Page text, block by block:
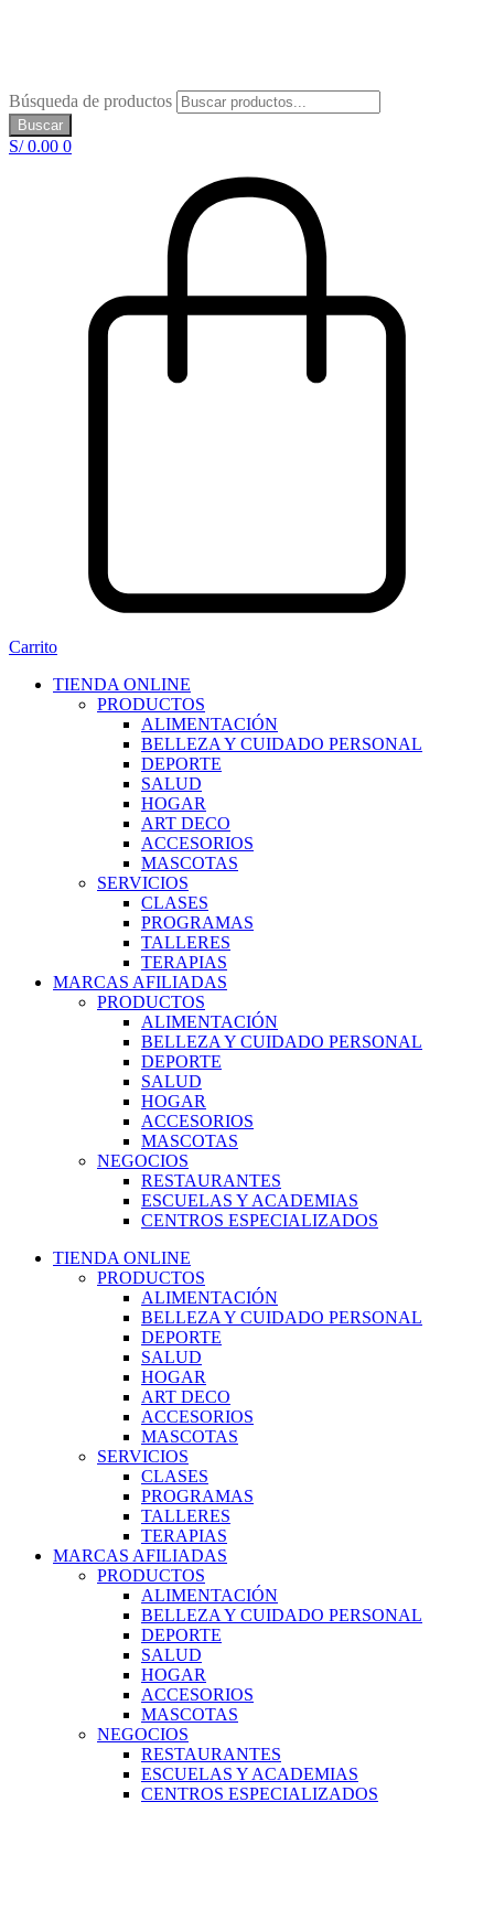
Búsqueda de productos
Buscar
S/0.00 0
Carrito
TIENDA ONLINE
PRODUCTOS
ALIMENTACIÓN
BELLEZA Y CUIDADO PERSONAL
DEPORTE
SALUD
HOGAR
ART DECO
ACCESORIOS
MASCOTAS
SERVICIOS
CLASES
PROGRAMAS
TALLERES
TERAPIAS
MARCAS AFILIADAS
PRODUCTOS
ALIMENTACIÓN
BELLEZA Y CUIDADO PERSONAL
DEPORTE
SALUD
HOGAR
ACCESORIOS
MASCOTAS
NEGOCIOS
RESTAURANTES
ESCUELAS Y ACADEMIAS
CENTROS ESPECIALIZADOS
TIENDA ONLINE
PRODUCTOS
ALIMENTACIÓN
BELLEZA Y CUIDADO PERSONAL
DEPORTE
SALUD
HOGAR
ART DECO
ACCESORIOS
MASCOTAS
SERVICIOS
CLASES
PROGRAMAS
TALLERES
TERAPIAS
MARCAS AFILIADAS
PRODUCTOS
ALIMENTACIÓN
BELLEZA Y CUIDADO PERSONAL
DEPORTE
SALUD
HOGAR
ACCESORIOS
MASCOTAS
NEGOCIOS
RESTAURANTES
ESCUELAS Y ACADEMIAS
CENTROS ESPECIALIZADOS